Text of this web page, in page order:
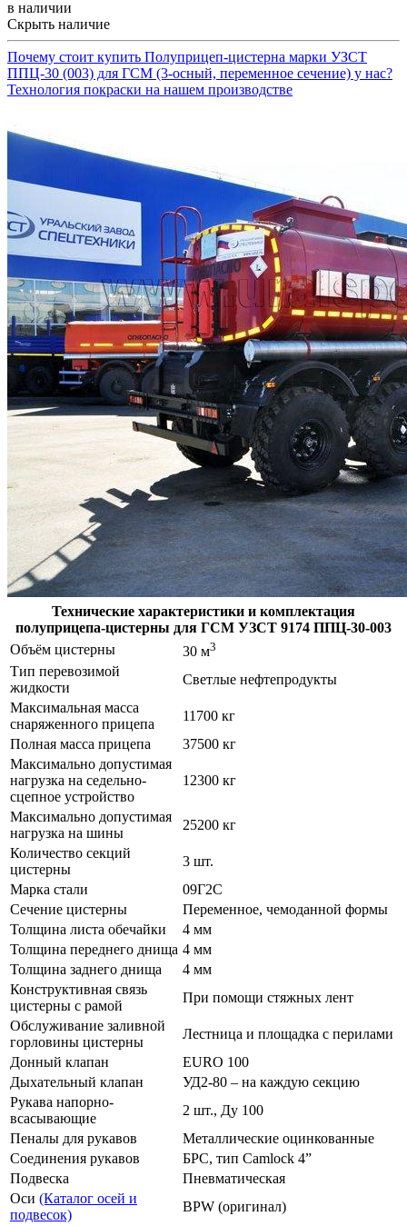
в наличии
Скрыть наличие
Почему стоит купить Полуприцеп-цистерна марки УЗСТ
ППЦ-30 (003) для ГСМ (3-осный, переменное сечение) у нас?
Технология покраски на нашем производстве
Технические характеристики и комплектация
полуприцепа-цистерны для ГСМ УЗСТ 9174 ППЦ-30-003
Объём цистерны
30 м3
Тип перевозимой
жидкости
Светлые нефтепродукты
Максимальная масса
снаряженного прицепа
11700 кг
Полная масса прицепа
37500 кг
Максимально допустимая
нагрузка на седельно-
сцепное устройство
12300 кг
Максимально допустимая
нагрузка на шины
25200 кг
Количество секций
цистерны
3 шт.
Марка стали
09Г2С
Сечение цистерны
Переменное, чемоданной формы
Толщина листа обечайки
4 мм
Толщина переднего днища 4 мм
Толщина заднего днища
4 мм
Конструктивная связь
цистерны с рамой
При помощи стяжных лент
Обслуживание заливной
горловины цистерны
Лестница и площадка с перилами
Донный клапан
EURO 100
Дыхательный клапан
УД2-80 – на каждую секцию
Рукава напорно-
всасывающие
2 шт., Ду 100
Пеналы для рукавов
Металлические оцинкованные
Соединения рукавов
БРС, тип Camlock 4”
Подвеска
Пневматическая
Оси (Каталог осей и
подвесок)
BPW (оригинал)